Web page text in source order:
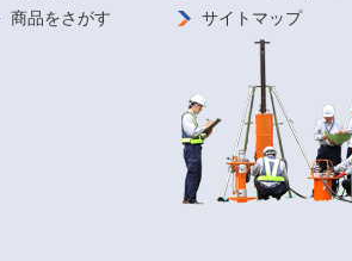
商品をさがす
サイトマップ